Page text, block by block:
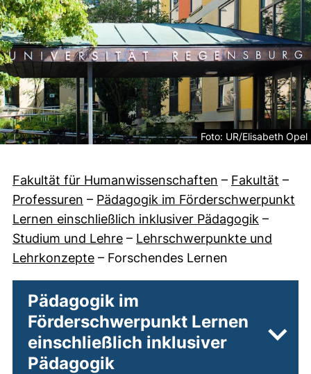
Rechtliche Information
Foto: UR/Elisabeth Opel
Fakultät für Humanwissenschaften – Fakultät –
Professuren – Pädagogik im Förderschwerpunkt
Lernen einschließlich inklusiver Pädagogik –
Studium und Lehre – Lehrschwerpunkte und
Lehrkonzepte – Forschendes Lernen
Pädagogik im
Förderschwerpunkt Lernen
einschließlich inklusiver
Pädagogik